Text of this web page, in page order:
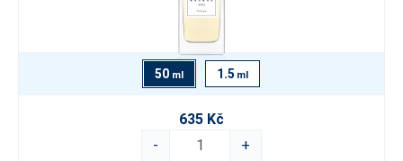
50 ml 1.5 ml
635 Kč
-
+